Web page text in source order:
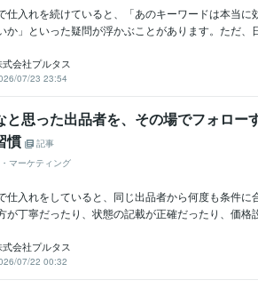
仕入れを続けていると、「あのキーワードは本当
か」といった疑問が浮かぶことがあります。ただ
式会社プルタス
07/23 23:54
と思った出品者を、その場でフォロー
慣
記事
マーケティング
仕入れをしていると、同じ出品者から何度も条件
が丁寧だったり、状態の記載が正確だったり、価
式会社プルタス
07/22 00:32